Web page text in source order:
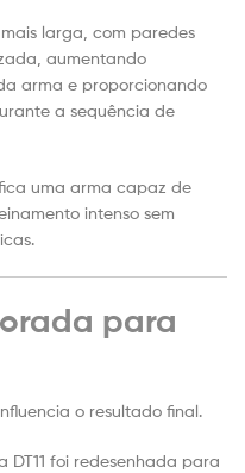
larga, com paredes
aumentando
arma e proporcionando
a sequência de
uma arma capaz de
intenso sem
para
o resultado final.
DT11 foi redesenhada para